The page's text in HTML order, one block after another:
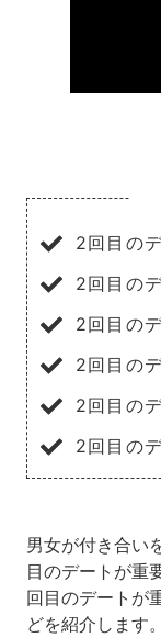
2回目の
2回目の
2回目の
2回目の
2回目の
2回目の
男女が付き合い
目のデートが重
回目のデートが
どを紹介します